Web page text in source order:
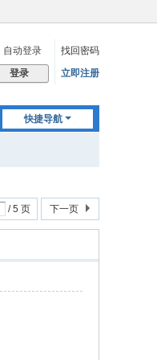
自动登录
找回密码
登录 立即注册
快捷导航
/ 5 页 下一页